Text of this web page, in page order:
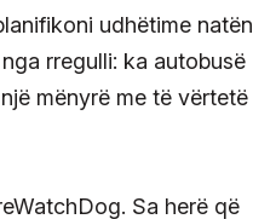
udhëtime natën
rregulli: ka autobusë
mënyrë me të vërtetë
Sa herë që